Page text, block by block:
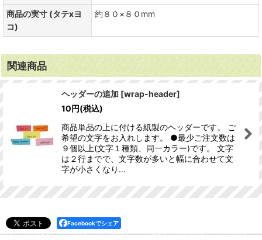
商品の実寸 (タテxヨ
コ)
約８０×８０mm
関連商品
ヘッダーの追加 [wrap-header]
10円(税込)
商品単品の上に付ける紙製のヘッダーです。 ご
希望の文字をお入れします。 ●最少ご注文数は
９個以上(文字１種類、同一カラー)です。 文字
は２行までで、文字数が多いと幅に合わせて文
字が小さくなり…
Facebookでシェア